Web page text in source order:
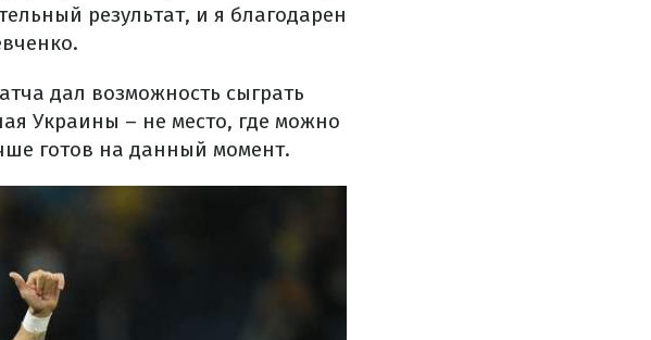
результат, и я благодарен
дал возможность сыграть
Украины – не место, где можно
готов на данный момент.